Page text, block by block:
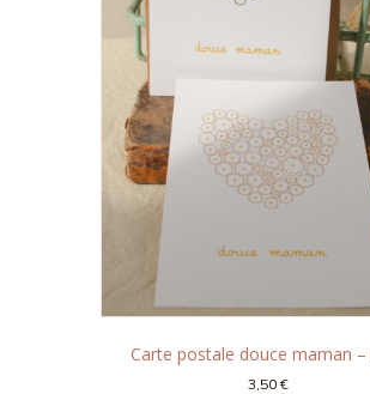
Carte postale douce maman
3,50€